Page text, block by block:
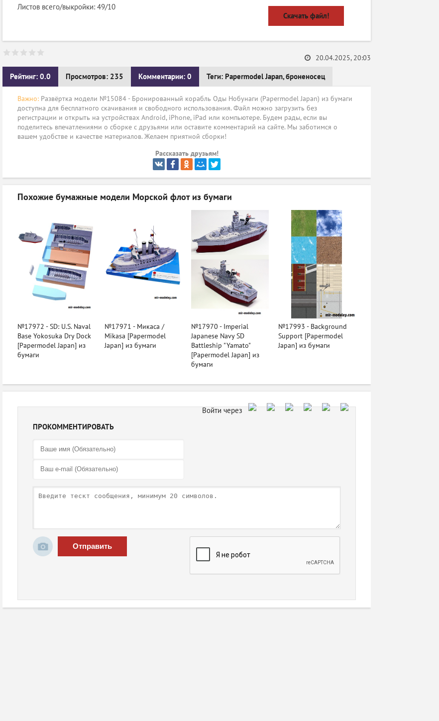
Листов всего/выкройки: 49/10
Скачать файл!
Рейтинг: 0.0 Просмотров: 235 Комментарии: 0 Теги: Papermodel Japan,броненосец
20.04.2025, 20:03
Важно: Развёртка модели №15084 - Бронированный корабль Оды Нобунаги (Papermodel Japan) из бумаги
доступна для бесплатного скачивания и свободного использования. Файл можно загрузить без
регистрации и открыть на устройствах Android, iPhone, iPad или компьютере. Будем рады, если вы
поделитесь впечатлениями о сборке с друзьями или оставите комментарий на сайте. Мы заботимся о
вашем удобстве и качестве материалов. Желаем приятной сборки!
Рассказать друзьям!
Похожие бумажные модели Морской флот из бумаги
№17972 - SD: U.S. Naval
Base Yokosuka Dry Dock
[Papermodel Japan] из
бумаги
№17971 - Микаса /
Mikasa [Papermodel
Japan] из бумаги
№17970 - Imperial
Japanese Navy SD
Battleship "Yamato"
[Papermodel Japan] из
бумаги
№17993 - Background
Support [Papermodel
Japan] из бумаги
ПРОКОММЕНТИРОВАТЬ
Отправить